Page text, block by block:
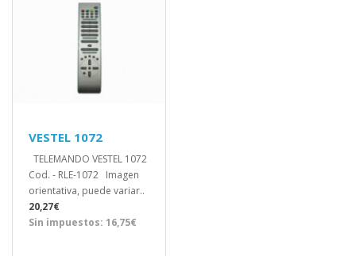
VESTEL 1072
TELEMANDO VESTEL 1072
Cod. - RLE-1072 Imagen
orientativa, puede variar..
20,27€
Sin impuestos: 16,75€